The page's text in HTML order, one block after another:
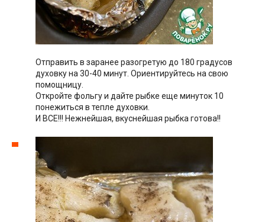
Отправить в заранее разогретую до 180 градусов
духовку на 30-40 минут. Ориентируйтесь на свою
помощницу.
Откройте фольгу и дайте рыбке еще минуток 10
понежиться в тепле духовки.
И ВСЕ!!! Нежнейшая, вкуснейшая рыбка готова!!